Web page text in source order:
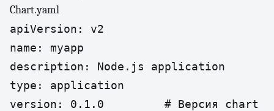
Chart.yaml
apiVersion: v2
name: myapp
description: Node.js application
type: application
version: 0.1.0         # Версия chart